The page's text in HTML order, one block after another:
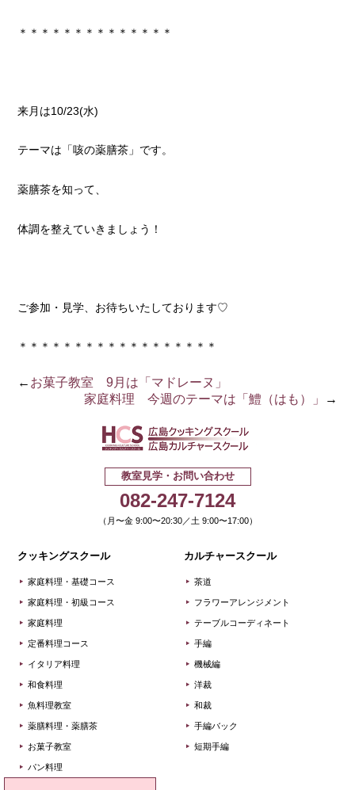
＊＊＊＊＊＊＊＊＊＊＊＊＊＊
来月は10/23(水)
テーマは「咳の薬膳茶」です。
薬膳茶を知って、
体調を整えていきましょう！
ご参加・見学、お待ちいたしております♡
＊＊＊＊＊＊＊＊＊＊＊＊＊＊＊＊＊＊
← お菓子教室 9月は「マドレーヌ」
家庭料理 今週のテーマは「鱧（はも）」
→
教室見学・お問い合わせ
082-247-7124
（月〜金 9:00〜20:30／土 9:00〜17:00）
クッキングスクール
家庭料理・基礎コース
家庭料理・初級コース
家庭料理
定番料理コース
イタリア料理
和食料理
魚料理教室
薬膳料理・薬膳茶
お菓子教室
パン料理
カルチャースクール
茶道
フラワーアレンジメント
テーブルコーディネート
手編
機械編
洋裁
和裁
手編バック
短期手編